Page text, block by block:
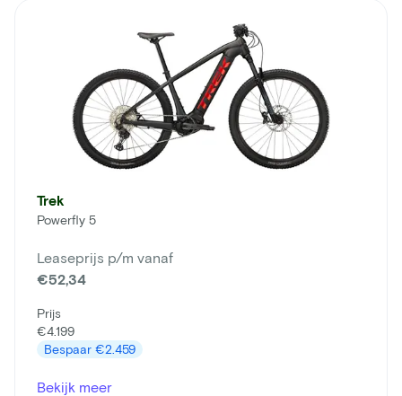
Trek
Powerfly 5
Leaseprijs p/m vanaf
€52,34
Prijs
€4.199
Bespaar €2.459
Bekijk meer